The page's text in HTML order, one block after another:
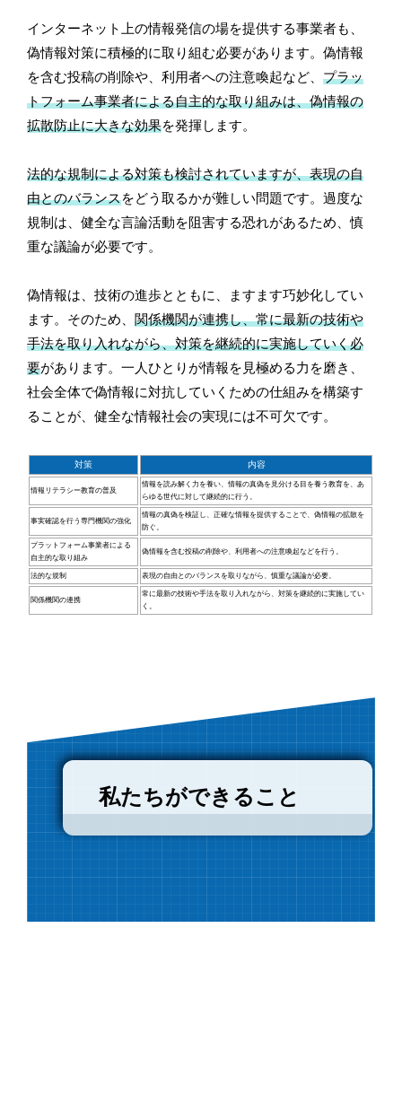
インターネット上の情報発信の場を提供する事業者も、
偽情報対策に積極的に取り組む必要があります。偽情報
を含む投稿の削除や、利用者への注意喚起など、プラッ
トフォーム事業者による自主的な取り組みは、偽情報の
拡散防止に大きな効果を発揮します。
法的な規制による対策も検討されていますが、表現の自
由とのバランスをどう取るかが難しい問題です。過度な
規制は、健全な言論活動を阻害する恐れがあるため、慎
重な議論が必要です。
偽情報は、技術の進歩とともに、ますます巧妙化してい
ます。そのため、関係機関が連携し、常に最新の技術や
手法を取り入れながら、対策を継続的に実施していく必
要があります。一人ひとりが情報を見極める力を磨き、
社会全体で偽情報に対抗していくための仕組みを構築す
ることが、健全な情報社会の実現には不可欠です。
対策 内容
情報リテラシー教育の普及
情報を読み解く力を養い、情報の真偽を見分ける目を養う教育を、あ
らゆる世代に対して継続的に行う。
事実確認を行う専門機関の強化
情報の真偽を検証し、正確な情報を提供することで、偽情報の拡散を
防ぐ。
プラットフォーム事業者による
自主的な取り組み
偽情報を含む投稿の削除や、利用者への注意喚起などを行う。
法的な規制 表現の自由とのバランスを取りながら、慎重な議論が必要。
関係機関の連携
常に最新の技術や手法を取り入れながら、対策を継続的に実施してい
く。
私たちができること